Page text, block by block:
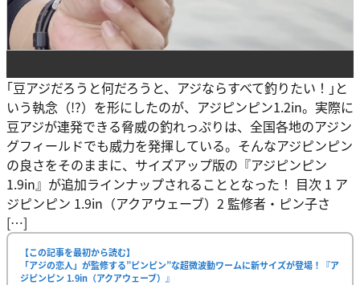
｢豆アジだろうと何だろうと、アジならすべて釣りたい！｣と
いう執念（!?）を形にしたのが、アジピンピン1.2in。実際に
豆アジが連発できる脅威の釣れっぷりは、全国各地のアジン
グフィールドでも威力を発揮している。そんなアジピンピン
の良さをそのままに、サイズアップ版の『アジピンピン
1.9in』が追加ラインナップされることとなった！ 目次 1 ア
ジピンピン 1.9in（アクアウェーブ）2 監修者・ピン子さ
[…]
【この記事を最初から読む】
「アジの恋人」が監修する”ピンピン”な超微波動ワームに新サイズが登場！『ア
ジピンピン 1.9in（アクアウェーブ）』